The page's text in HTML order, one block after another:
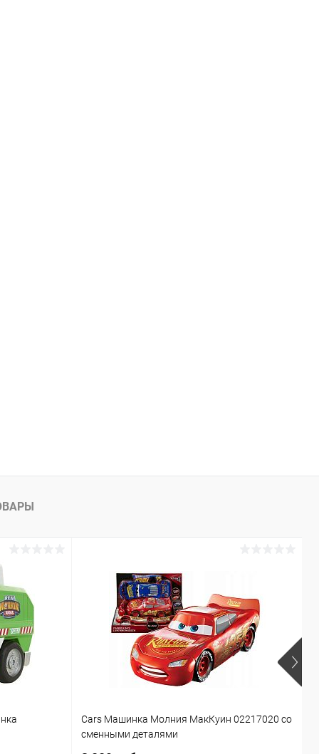
Cars Машинка Молния МакКуин 02217020 со
сменными деталями